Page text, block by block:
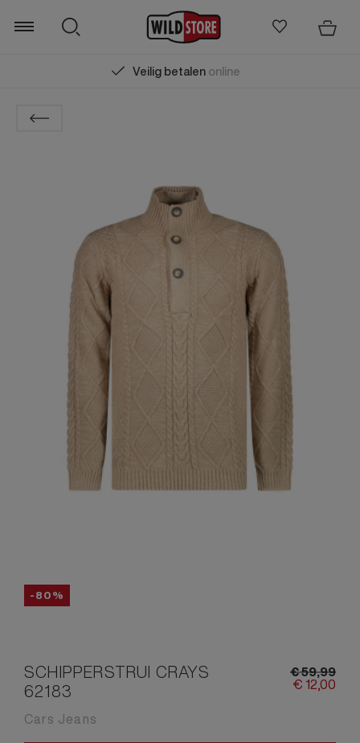
Veilig betalenonline
Zoeken
-80%
SCHIPPERSTRUI CRAYS
62183
Cars Jeans
€59,99
€ 12,00